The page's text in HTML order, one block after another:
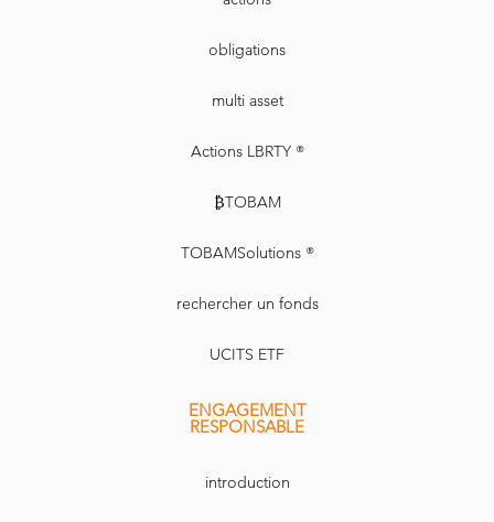
obligations
multi asset
Actions LBRTY ®
₿TOBAM
TOBAMSolutions ®
rechercher un fonds
UCITS ETF
ENGAGEMENT
RESPONSABLE
introduction